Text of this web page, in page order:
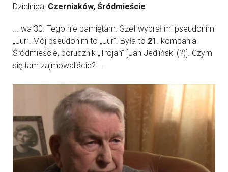
Dzielnica: Czerniaków, Śródmieście
... wa 30. Tego nie pamiętam. Szef wybrał mi pseudonim
„Jur”. Mój pseudonim to „Jur”. Była to 21. kompania
Śródmieście, porucznik „Trojan” [Jan Jedliński (?)]. Czym
się tam zajmowaliście? ...